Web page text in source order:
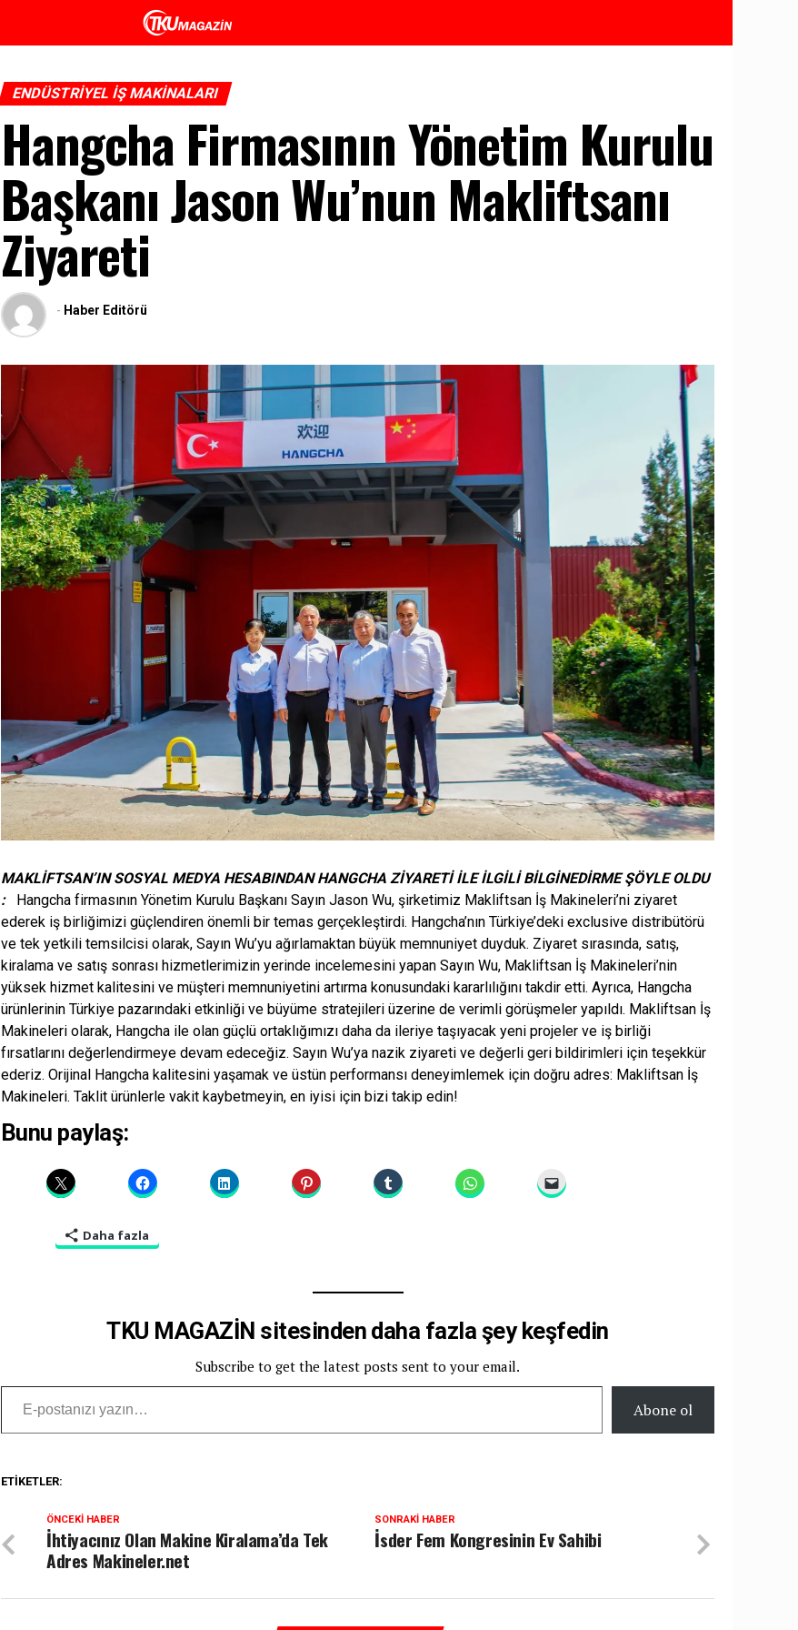
ENDÜSTRIYEL İŞ MAKINALARI
Hangcha Firmasının Yönetim Kurulu
Başkanı Jason Wu’nun Makliftsanı
Ziyareti
- Haber Editörü
MAKLİFTSAN’IN SOSYAL MEDYA HESABINDAN HANGCHA ZİYARETİ İLE İLGİLİ BİLGİNEDİRME ŞÖYLE OLDU
:Hangcha firmasının Yönetim Kurulu Başkanı Sayın Jason Wu, şirketimiz Makliftsan İş Makineleri’ni ziyaret
ederek iş birliğimizi güçlendiren önemli bir temas gerçekleştirdi. Hangcha’nın Türkiye’deki exclusive distribütörü
ve tek yetkili temsilcisi olarak, Sayın Wu’yu ağırlamaktan büyük memnuniyet duyduk. Ziyaret sırasında, satış,
kiralama ve satış sonrası hizmetlerimizin yerinde incelemesini yapan Sayın Wu, Makliftsan İş Makineleri’nin
yüksek hizmet kalitesini ve müşteri memnuniyetini artırma konusundaki kararlılığını takdir etti. Ayrıca, Hangcha
ürünlerinin Türkiye pazarındaki etkinliği ve büyüme stratejileri üzerine de verimli görüşmeler yapıldı. Makliftsan İş
Makineleri olarak, Hangcha ile olan güçlü ortaklığımızı daha da ileriye taşıyacak yeni projeler ve iş birliği
fırsatlarını değerlendirmeye devam edeceğiz. Sayın Wu’ya nazik ziyareti ve değerli geri bildirimleri için teşekkür
ederiz. Orijinal Hangcha kalitesini yaşamak ve üstün performansı deneyimlemek için doğru adres: Makliftsan İş
Makineleri. Taklit ürünlerle vakit kaybetmeyin, en iyisi için bizi takip edin!
Bunu paylaş:
Daha fazla
TKU MAGAZİN sitesinden daha fazla şey keşfedin
Subscribe to get the latest posts sent to your email.
E-postanızı yazın…
Abone ol
ETIKETLER:
SONRAKI HABER
İsder Fem Kongresinin Ev Sahibi
ÖNCEKI HABER
İhtiyacınız Olan Makine Kiralama’da Tek
Adres Makineler.net